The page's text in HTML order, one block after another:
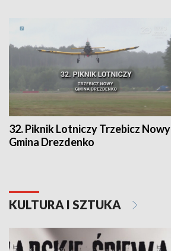
32. Piknik Lotniczy Trzebicz Nowy
Gmina Drezdenko
KULTURA I SZTUKA